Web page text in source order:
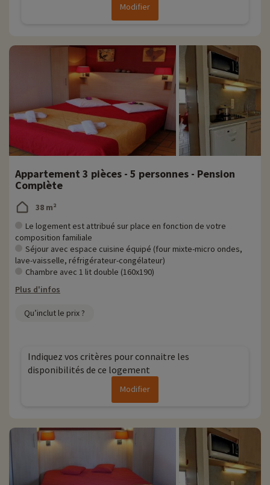
Modifier
Appartement 3 pièces - 5 personnes - Pension
Complète
38 m²
Le logement est attribué sur place en fonction de votre
composition familiale
Séjour avec espace cuisine équipé (four mixte-micro ondes,
lave-vaisselle, réfrigérateur-congélateur)
Chambre avec 1 lit double (160x190)
Plus d'infos
Qu’inclut le prix ?
Indiquez vos critères pour connaitre les
disponibilités de ce logement
Modifier